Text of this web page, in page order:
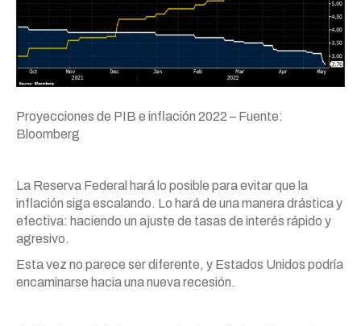
Proyecciones de PIB e inflación 2022 – Fuente:
Bloomberg
La Reserva Federal hará lo posible para evitar que la
inflación siga escalando. Lo hará de una manera drástica y
efectiva: haciendo un ajuste de tasas de interés rápido y
agresivo.
Esta vez no parece ser diferente, y Estados Unidos podría
encaminarse hacia una nueva recesión.